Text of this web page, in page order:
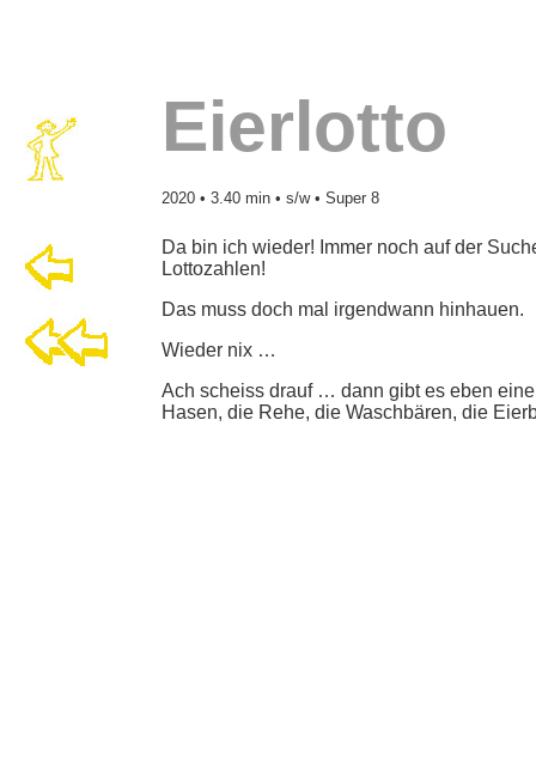
Eierlotto
2020 • 3.40 min • s/w • Super 8
Da bin ich wieder! Immer noch auf der
Lottozahlen!
Das muss doch mal irgendwann hinhauen.
Wieder nix …
Ach scheiss drauf … dann gibt es eben
Hasen, die Rehe, die Waschbären, die